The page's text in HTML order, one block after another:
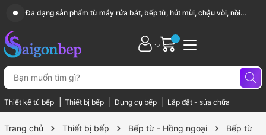
Sài Gòn Bếp chuyên thiết bị bếp, gia dụng bếp cao cấp
Thiết kế tủ bếp Thiết bị bếp Dụng cụ bếp Lắp đặt - sửa chữa
Trang chủ Thiết bị bếp Bếp từ - Hồng ngoại
Bếp từ